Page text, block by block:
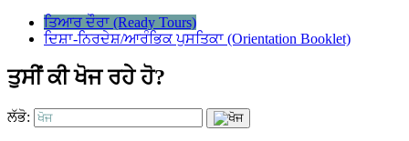
ਤਿਆਰ ਦੌਰਾ (Ready Tours)
ਦਿਸ਼ਾ-ਨਿਰਦੇਸ਼/ਆਰੰਭਿਕ ਪੁਸਤਿਕਾ (Orientation Booklet)
ਤੁਸੀਂ ਕੀ ਖੋਜ ਰਹੇ ਹੋ?
ਲੱਭੋ: